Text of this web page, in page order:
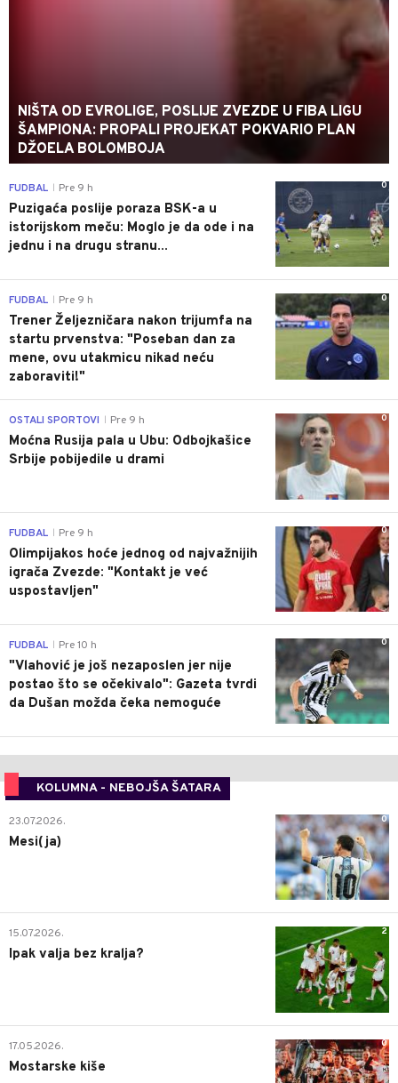
NIŠTA OD EVROLIGE, POSLIJE ZVEZDE U FIBA LIGU
ŠAMPIONA: PROPALI PROJEKAT POKVARIO PLAN
DŽOELA BOLOMBOJA
0
FUDBAL Pre 9 h
Puzigaća poslije poraza BSK-a u
istorijskom meču: Moglo je da ode i na
jednu i na drugu stranu...
0
FUDBAL Pre 9 h
Trener Željezničara nakon trijumfa na
startu prvenstva: "Poseban dan za
mene, ovu utakmicu nikad neću
zaboraviti!"
0
OSTALI SPORTOVI Pre 9 h
Moćna Rusija pala u Ubu: Odbojkašice
Srbije pobijedile u drami
0
FUDBAL Pre 9 h
Olimpijakos hoće jednog od najvažnijih
igrača Zvezde: "Kontakt je već
uspostavljen"
0
FUDBAL Pre 10 h
"Vlahović je još nezaposlen jer nije
postao što se očekivalo": Gazeta tvrdi
da Dušan možda čeka nemoguće
KOLUMNA - NEBOJŠA ŠATARA
0
23.07.2026.
Mesi(ja)
2
15.07.2026.
Ipak valja bez kralja?
0
17.05.2026.
Mostarske kiše